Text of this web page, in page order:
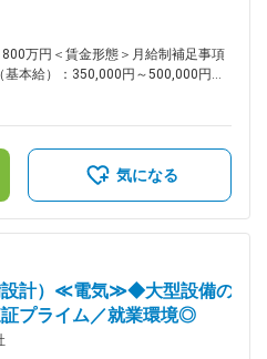
ことができます。若手でも主体的に案
、幅広い技術力を身につけられるポ
の構想検討および機械設計 ・設備導
試算、発注業務 ・工事管理および
存設備の自動化、省力化、生産性向
備保全およびトラブル改善 ・研究開
を任される風土があります。将来的
dtc/work/saitama/ 同社の魅力がまと
す。業務の特性上、幅広い領域を経験
。 ■働き方 残業時間は
万円＜賃金形態＞月給制補足事項
本給）：350,000円～500,000円＜
給(月額)は固定手当を含めた表記で
気になる
設計）≪電気≫◆大型設備の
プライム／就業環境◎